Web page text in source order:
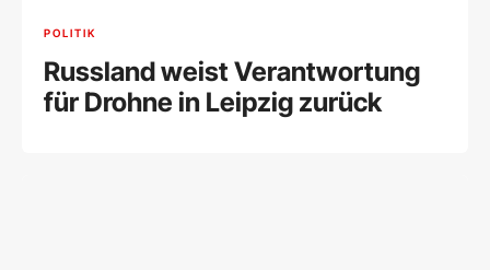
POLITIK
Russland weist Verantwortung
für Drohne in Leipzig zurück